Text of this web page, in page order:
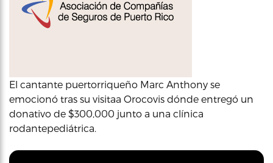
El cantante puertorriqueño Marc Anthony se
emocionó tras su visitaa Orocovis dónde entregó un
donativo de $300,000 junto a una clínica
rodantepediátrica.